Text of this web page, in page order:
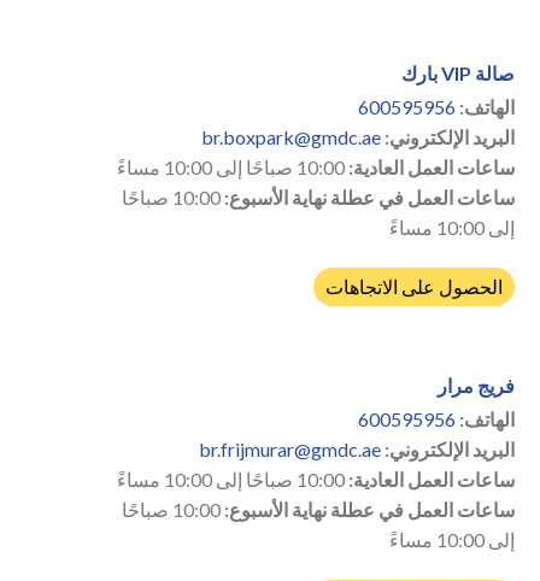
صالة VIP بارك
الهاتف: 600595956
البريد الإلكتروني: br.boxpark@gmdc.ae
ساعات العمل العادية:
ساعات العمل في عطلة نهاية الأسبوع:
10:00 صباحًا
إلى 10:00 مساءً
الحصول على الاتجاهات
فريج مرار
الهاتف: 600595956
البريد الإلكتروني: br.frijmurar@gmdc.ae
ساعات العمل العادية:
ساعات العمل في عطلة نهاية الأسبوع:
10:00 صباحًا
إلى 10:00 مساءً